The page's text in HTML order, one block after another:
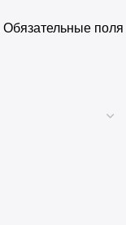
Обязательные поля